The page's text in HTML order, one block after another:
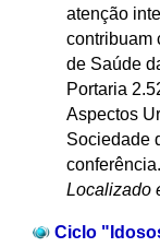
atenção
contribuam
de Saúde
Portaria
Aspectos
Sociedade
conferência.
Localizado
Ciclo